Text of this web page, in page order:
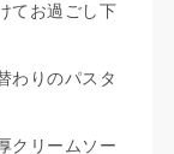
てお過ごし下
わりのパスタ
クリームソー